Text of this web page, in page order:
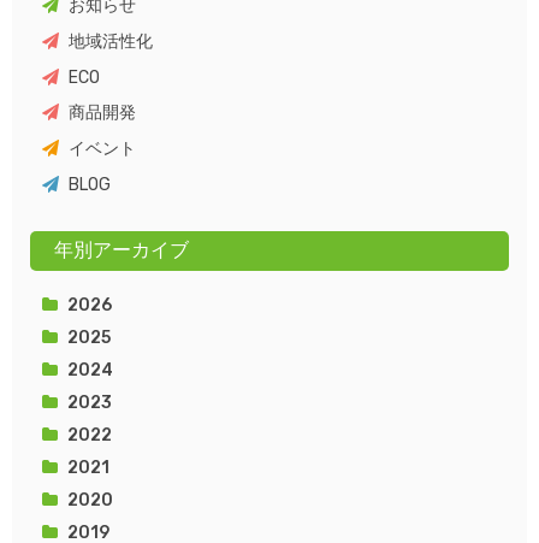
お知らせ
地域活性化
ECO
商品開発
イベント
BLOG
年別アーカイブ
2026
2025
2024
2023
2022
2021
2020
2019